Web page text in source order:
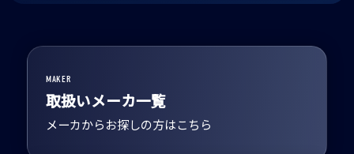
MAKER
取扱いメーカ一覧
メーカからお探しの方はこちら